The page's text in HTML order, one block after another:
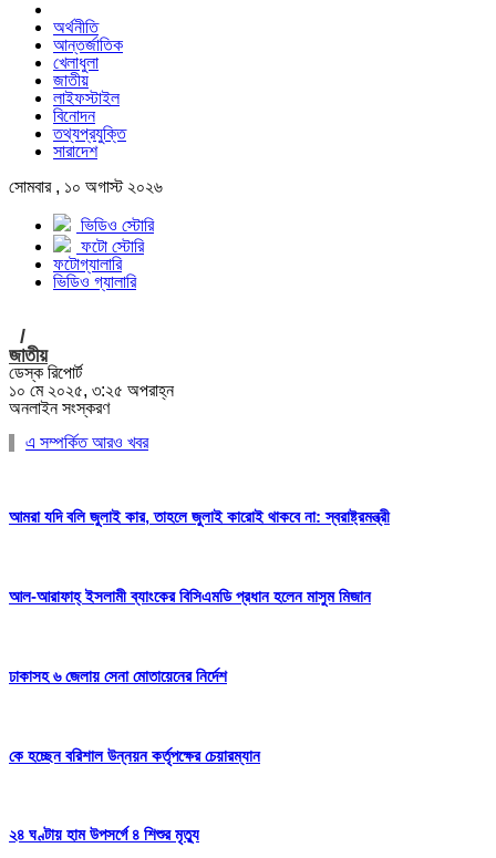
অর্থনীতি
আন্তর্জাতিক
খেলাধুলা
জাতীয়
লাইফস্টাইল
বিনোদন
তথ্যপ্রযুক্তি
সারাদেশ
সোমবার , ১০ অগাস্ট ২০২৬
ভিডিও স্টোরি
ফটো স্টোরি
ফটোগ্যালারি
ভিডিও গ্যালারি
/
জাতীয়
ডেস্ক রিপোর্ট
১০ মে ২০২৫, ৩:২৫ অপরাহ্ন
অনলাইন সংস্করণ
এ সম্পর্কিত আরও খবর
আমরা যদি বলি জুলাই কার, তাহলে জুলাই কারোই থাকবে না: স্বরাষ্ট্রমন্ত্রী
আল-আরাফাহ্ ইসলামী ব্যাংকের বিসিএমডি প্রধান হলেন মাসুম মিজান
ঢাকাসহ ৬ জেলায় সেনা মোতায়েনের নির্দেশ
কে হচ্ছেন বরিশাল উন্নয়ন কর্তৃপক্ষের চেয়ারম্যান
২৪ ঘণ্টায় হাম উপসর্গে ৪ শিশুর মৃত্যু